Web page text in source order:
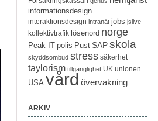
informationsdesign
interaktionsdesign intranät jobs jslive
kollektivtrafik lösenord norge
Peak IT polis Pust SAPskola
skyddsombud stress säkerhet
taylorism tillgänglighet UK unionen
USA vård övervakning
ARKIV